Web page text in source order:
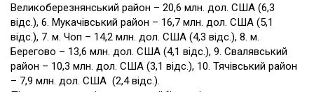
Великоберезнянський район – 20,6 млн. дол. США (6,3
відс.), 6. Мукачівський район – 16,7 млн. дол. США (5,1
відс.), 7. м. Чоп – 14,2 млн. дол. США (4,3 відс.), 8. м.
Берегово – 13,6 млн. дол. США (4,1 відс.), 9. Свалявський
район – 10,3 млн. дол. США (3,1 відс.), 10. Тячівський район
– 7,9 млн. дол. США (2,4 відс.).